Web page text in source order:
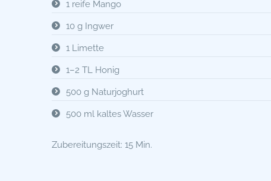
1 reife Mango
10 g Ingwer
1 Limette
1–2 TL Honig
500 g Naturjoghurt
500 ml kaltes Wasser
Zubereitungszeit: 15 Min.